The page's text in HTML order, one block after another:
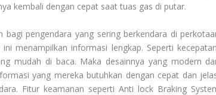
kembali dengan cepat saat tuas gas di putar.
pengendara yang sering berkendara di
menampilkan informasi lengkap. Seperti
mudah di baca. Maka desainnya yang modern
yang mereka butuhkan dengan cepat dan
Fitur keamanan seperti Anti lock Braking